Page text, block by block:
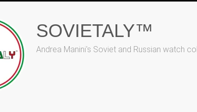
SOVIETALY™
Andrea Manini's Soviet and Russian watch